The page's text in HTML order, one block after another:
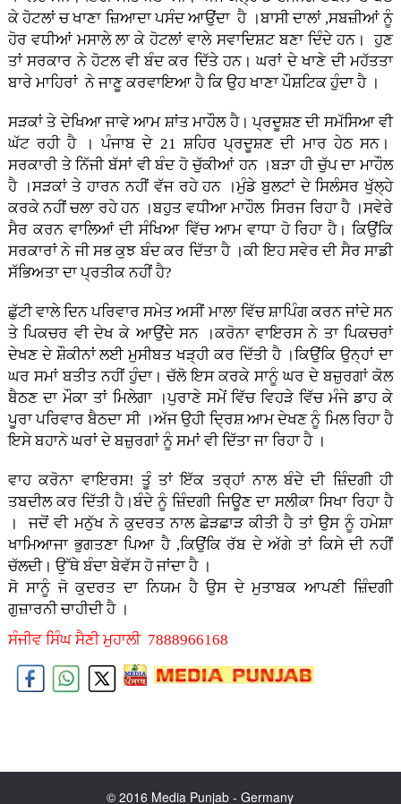
ਕੇ ਹੋਟਲਾਂ ਚ ਖਾਣਾ ਜ਼ਿਆਦਾ ਪਸੰਦ ਆਉਂਦਾ ਹੈ ।ਬਾਸੀ ਦਾਲਾਂ ,ਸਬਜ਼ੀਆਂ ਨੂੰ
ਹੋਰ ਵਧੀਆਂ ਮਸਾਲੇ ਲਾ ਕੇ ਹੋਟਲਾਂ ਵਾਲੇ ਸਵਾਦਿਸ਼ਟ ਬਣਾ ਦਿੰਦੇ ਹਨ। ਹੁਣ
ਤਾਂ ਸਰਕਾਰ ਨੇ ਹੋਟਲ ਵੀ ਬੰਦ ਕਰ ਦਿੱਤੇ ਹਨ। ਘਰਾਂ ਦੇ ਖਾਣੇ ਦੀ ਮਹੱਤਤਾ
ਬਾਰੇ ਮਾਹਿਰਾਂ ਨੇ ਜਾਣੂ ਕਰਵਾਇਆ ਹੈ ਕਿ ਉਹ ਖਾਣਾ ਪੌਸ਼ਟਿਕ ਹੁੰਦਾ ਹੈ ।
ਸੜਕਾਂ ਤੇ ਦੇਖਿਆ ਜਾਵੇ ਆਮ ਸ਼ਾਂਤ ਮਾਹੌਲ ਹੈ। ਪ੍ਰਦੂਸ਼ਣ ਦੀ ਸਮੱਸਿਆ ਵੀ
ਘੱਟ ਰਹੀ ਹੈ । ਪੰਜਾਬ ਦੇ 21 ਸ਼ਹਿਰ ਪ੍ਰਦੂਸ਼ਣ ਦੀ ਮਾਰ ਹੇਠ ਸਨ।
ਸਰਕਾਰੀ ਤੇ ਨਿੱਜੀ ਬੱਸਾਂ ਵੀ ਬੰਦ ਹੋ ਚੁੱਕੀਆਂ ਹਨ ।ਬੜਾ ਹੀ ਚੁੱਪ ਦਾ ਮਾਹੌਲ
ਹੈ ।ਸੜਕਾਂ ਤੇ ਹਾਰਨ ਨਹੀਂ ਵੱਜ ਰਹੇ ਹਨ ।ਮੁੰਡੇ ਬੁਲਟਾਂ ਦੇ ਸਿਲੰਸਰ ਖੁੱਲ੍ਹੇ
ਕਰਕੇ ਨਹੀਂ ਚਲਾ ਰਹੇ ਹਨ ।ਬਹੁਤ ਵਧੀਆ ਮਾਹੌਲ ਸਿਰਜ ਰਿਹਾ ਹੈ ।ਸਵੇਰੇ
ਸੈਰ ਕਰਨ ਵਾਲਿਆਂ ਦੀ ਸੰਖਿਆ ਵਿੱਚ ਆਮ ਵਾਧਾ ਹੋ ਰਿਹਾ ਹੈ। ਕਿਉਂਕਿ
ਸਰਕਾਰਾਂ ਨੇ ਜੀ ਸਭ ਕੁਝ ਬੰਦ ਕਰ ਦਿੱਤਾ ਹੈ ।ਕੀ ਇਹ ਸਵੇਰ ਦੀ ਸੈਰ ਸਾਡੀ
ਸੱਭਿਅਤਾ ਦਾ ਪ੍ਰਤੀਕ ਨਹੀਂ ਹੈ?
ਛੁੱਟੀ ਵਾਲੇ ਦਿਨ ਪਰਿਵਾਰ ਸਮੇਤ ਅਸੀਂ ਮਾਲਾ ਵਿੱਚ ਸ਼ਾਪਿੰਗ ਕਰਨ ਜਾਂਦੇ ਸਨ
ਤੇ ਪਿਕਚਰ ਵੀ ਦੇਖ ਕੇ ਆਉਂਦੇ ਸਨ ।ਕਰੋਨਾ ਵਾਇਰਸ ਨੇ ਤਾ ਪਿਕਚਰਾਂ
ਦੇਖਣ ਦੇ ਸ਼ੌਕੀਨਾਂ ਲਈ ਮੁਸੀਬਤ ਖੜ੍ਹੀ ਕਰ ਦਿੱਤੀ ਹੈ ।ਕਿਉਂਕਿ ਉਨ੍ਹਾਂ ਦਾ
ਘਰ ਸਮਾਂ ਬਤੀਤ ਨਹੀਂ ਹੁੰਦਾ। ਚੱਲੋ ਇਸ ਕਰਕੇ ਸਾਨੂੰ ਘਰ ਦੇ ਬਜ਼ੁਰਗਾਂ ਕੋਲ
ਬੈਠਣ ਦਾ ਮੌਕਾ ਤਾਂ ਮਿਲੇਗਾ ।ਪੁਰਾਣੇ ਸਮੇਂ ਵਿੱਚ ਵਿਹੜੇ ਵਿੱਚ ਮੰਜੇ ਡਾਹ ਕੇ
ਪੂਰਾ ਪਰਿਵਾਰ ਬੈਠਦਾ ਸੀ ।ਅੱਜ ਉਹੀ ਦ੍ਰਿਸ਼ ਆਮ ਦੇਖਣ ਨੂੰ ਮਿਲ ਰਿਹਾ ਹੈ
ਇਸੇ ਬਹਾਨੇ ਘਰਾਂ ਦੇ ਬਜ਼ੁਰਗਾਂ ਨੂੰ ਸਮਾਂ ਵੀ ਦਿੱਤਾ ਜਾ ਰਿਹਾ ਹੈ ।
ਵਾਹ ਕਰੋਨਾ ਵਾਇਰਸ! ਤੂੰ ਤਾਂ ਇੱਕ ਤਰ੍ਹਾਂ ਨਾਲ ਬੰਦੇ ਦੀ ਜ਼ਿੰਦਗੀ ਹੀ
ਤਬਦੀਲ ਕਰ ਦਿੱਤੀ ਹੈ।ਬੰਦੇ ਨੂੰ ਜ਼ਿੰਦਗੀ ਜਿਊਣ ਦਾ ਸਲੀਕਾ ਸਿਖਾ ਰਿਹਾ ਹੈ
। ਜਦੋਂ ਵੀ ਮਨੁੱਖ ਨੇ ਕੁਦਰਤ ਨਾਲ ਛੇੜਛਾੜ ਕੀਤੀ ਹੈ ਤਾਂ ਉਸ ਨੂੰ ਹਮੇਸ਼ਾ
ਖਾਮਿਆਜਾ ਭੁਗਤਣਾ ਪਿਆ ਹੈ ,ਕਿਉਂਕਿ ਰੱਬ ਦੇ ਅੱਗੇ ਤਾਂ ਕਿਸੇ ਦੀ ਨਹੀਂ
ਚੱਲਦੀ। ਉੱਥੇ ਬੰਦਾ ਬੇਵੱਸ ਹੋ ਜਾਂਦਾ ਹੈ ।
ਸੋ ਸਾਨੂੰ ਜੋ ਕੁਦਰਤ ਦਾ ਨਿਯਮ ਹੈ ਉਸ ਦੇ ਮੁਤਾਬਕ ਆਪਣੀ ਜ਼ਿੰਦਗੀ
ਗੁਜ਼ਾਰਨੀ ਚਾਹੀਦੀ ਹੈ ।
ਸੰਜੀਵ ਸਿੰਘ ਸੈਣੀ ਮੁਹਾਲੀ 7888966168
© 2016 Media Punjab - Germany